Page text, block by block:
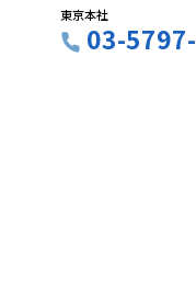
東京本社
03-